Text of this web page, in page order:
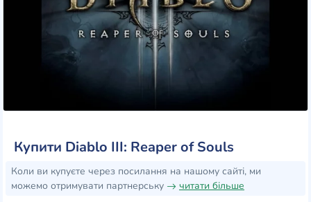
Купити Diablo III: Reaper of Souls
Коли ви купуєте через посилання на нашому сайті, ми
можемо отримувати партнерську
читати більше